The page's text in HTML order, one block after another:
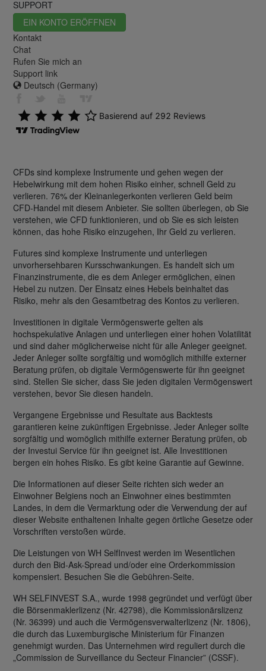
SUPPORT
EIN KONTO ERÖFFNEN
Kontakt
Chat
Rufen Sie mich an
Support link
Deutsch (Germany)
CFDs sind komplexe Instrumente und gehen wegen der
Hebelwirkung mit dem hohen Risiko einher, schnell Geld zu
verlieren. 76% der Kleinanlegerkonten verlieren Geld beim
CFD-Handel mit diesem Anbieter. Sie sollten überlegen, ob Sie
verstehen, wie CFD funktionieren, und ob Sie es sich leisten
können, das hohe Risiko einzugehen, Ihr Geld zu verlieren.
Futures sind komplexe Instrumente und unterliegen
unvorhersehbaren Kursschwankungen. Es handelt sich um
Finanzinstrumente, die es dem Anleger ermöglichen, einen
Hebel zu nutzen. Der Einsatz eines Hebels beinhaltet das
Risiko, mehr als den Gesamtbetrag des Kontos zu verlieren.
Investitionen in digitale Vermögenswerte gelten als
hochspekulative Anlagen und unterliegen einer hohen Volatilität
und sind daher möglicherweise nicht für alle Anleger geeignet.
Jeder Anleger sollte sorgfältig und womöglich mithilfe externer
Beratung prüfen, ob digitale Vermögenswerte für ihn geeignet
sind. Stellen Sie sicher, dass Sie jeden digitalen Vermögenswert
verstehen, bevor Sie diesen handeln.
Vergangene Ergebnisse und Resultate aus Backtests
garantieren keine zukünftigen Ergebnisse. Jeder Anleger sollte
sorgfältig und womöglich mithilfe externer Beratung prüfen, ob
der Investui Service für ihn geeignet ist. Alle Investitionen
bergen ein hohes Risiko. Es gibt keine Garantie auf Gewinne.
Die Informationen auf dieser Seite richten sich weder an
Einwohner Belgiens noch an Einwohner eines bestimmten
Landes, in dem die Vermarktung oder die Verwendung der auf
dieser Website enthaltenen Inhalte gegen örtliche Gesetze oder
Vorschriften verstoßen würde.
Die Leistungen von WH SelfInvest werden im Wesentlichen
durch den Bid-Ask-Spread und/oder eine Orderkommission
kompensiert. Besuchen Sie die Gebühren-Seite.
WH SELFINVEST S.A., wurde 1998 gegründet und verfügt über
die Börsenmaklerlizenz (Nr. 42798), die Kommissionärslizenz
(Nr. 36399) und auch die Vermögensverwalterlizenz (Nr. 1806),
die durch das Luxemburgische Ministerium für Finanzen
genehmigt wurden. Das Unternehmen wird reguliert durch die
„Commission de Surveillance du Secteur Financier” (CSSF).